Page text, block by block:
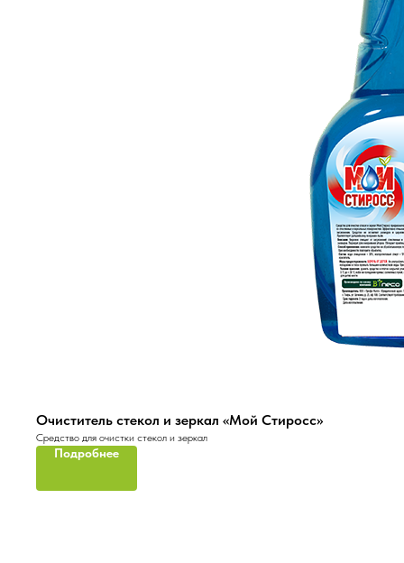
Очиститель стекол и зеркал «Мой Стиросс»
Средство для очистки стекол и зеркал
Подробнее